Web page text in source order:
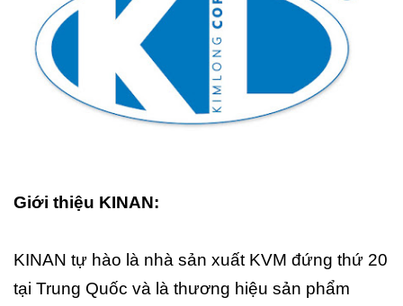
Giới thiệu KINAN:
KINAN tự hào là nhà sản xuất KVM đứng thứ 20
tại Trung Quốc và là thương hiệu sản phẩm